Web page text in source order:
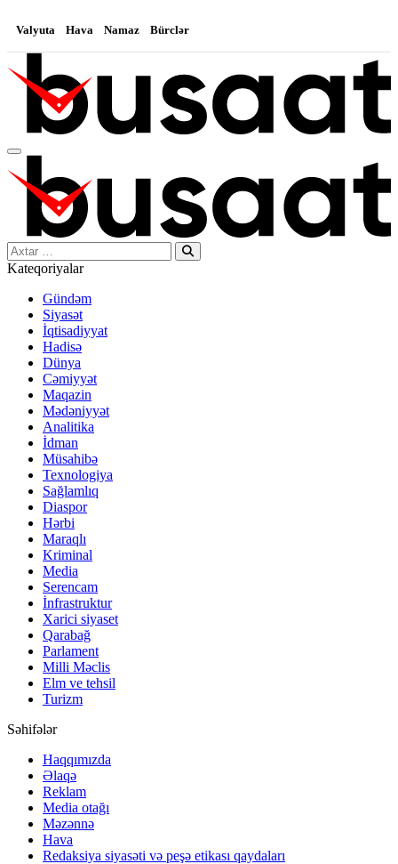
Valyuta Hava Namaz Bürclər
Search…
Kateqoriyalar
Gündəm
Siyasət
İqtisadiyyat
Hadisə
Dünya
Cəmiyyət
Maqazin
Mədəniyyət
Analitika
İdman
Müsahibə
Texnologiya
Sağlamlıq
Diaspor
Hərbi
Maraqlı
Kriminal
Media
Serencam
İnfrastruktur
Xarici siyaset
Qarabağ
Parlament
Milli Məclis
Elm ve tehsil
Turizm
Səhifələr
Haqqımızda
Əlaqə
Reklam
Media otağı
Məzənnə
Hava
Redaksiya siyasəti və peşə etikası qaydaları